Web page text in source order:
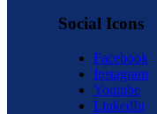
Social Icons
Facebook
Instagram
Youtube
LinkedIn